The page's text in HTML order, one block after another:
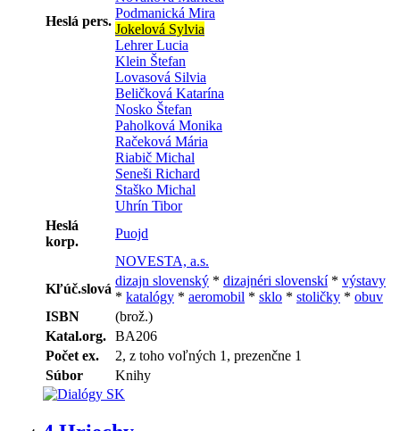
Heslá pers.
Podmanická Mira
Jokelová Sylvia
Lehrer Lucia
Klein Štefan
Lovasová Silvia
Beličková Katarína
Nosko Štefan
Paholková Monika
Račeková Mária
Riabič Michal
Seneši Richard
Staško Michal
Uhrín Tibor
Heslá
korp.
Puojd
NOVESTA, a.s.
Kľúč.slová
dizajn slovenský * dizajnéri slovenskí* výstavy
* katalógy * aeromobil * sklo * stoličky * obuv
ISBN
(brož.)
Katal.org. BA206
Počet ex.
2, z toho voľných 1, prezenčne 1
Súbor
Knihy